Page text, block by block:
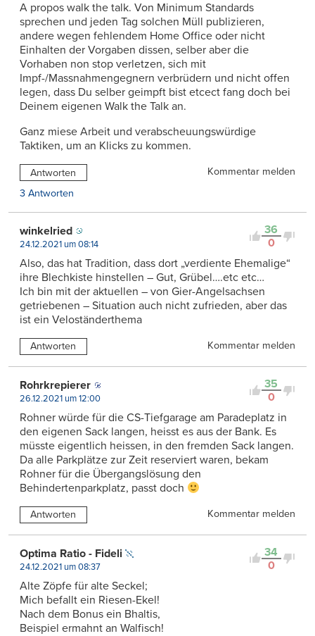
A propos walk the talk. Von Minimum Standards
sprechen und jeden Tag solchen Müll publizieren,
andere wegen fehlendem Home Office oder nicht
Einhalten der Vorgaben dissen, selber aber die
Vorhaben non stop verletzen, sich mit
Impf-/Massnahmengegnern verbrüdern und nicht offen
legen, dass Du selber geimpft bist etcect fang doch bei
Deinem eigenen Walk the Talk an.
Ganz miese Arbeit und verabscheuungswürdige
Taktiken, um an Klicks zu kommen.
Antworten
Kommentar melden
3 Antworten
36
0
winkelried
24.12.2021 um 08:14
Also, das hat Tradition, dass dort „verdiente Ehemalige“
ihre Blechkiste hinstellen – Gut, Grübel….etc etc…
Ich bin mit der aktuellen – von Gier-Angelsachsen
getriebenen – Situation auch nicht zufrieden, aber das
ist ein Veloständerthema
Antworten Kommentar melden
35
0
Rohrkrepierer
26.12.2021 um 12:00
Rohner würde für die CS-Tiefgarage am Paradeplatz in
den eigenen Sack langen, heisst es aus der Bank. Es
müsste eigentlich heissen, in den fremden Sack langen.
Da alle Parkplätze zur Zeit reserviert waren, bekam
Rohner für die Übergangslösung den
Behindertenparkplatz, passt doch
Antworten Kommentar melden
34
0
Optima Ratio - Fideli
24.12.2021 um 08:37
Alte Zöpfe für alte Seckel;
Mich befallt ein Riesen-Ekel!
Nach dem Bonus ein Bhaltis,
Beispiel ermahnt an Walfisch!